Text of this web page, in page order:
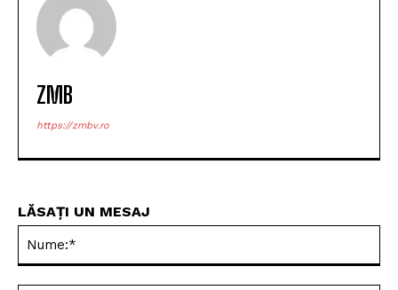
ZMB
https://zmbv.ro
LĂSAȚI UN MESAJ